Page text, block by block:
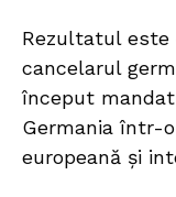
Rezultatul
cancelarul
început
Germania într-
europeană și